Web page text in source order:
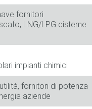
fornitori
LNG/LPG cisterne
impianti chimici
fornitori di potenza
aziende